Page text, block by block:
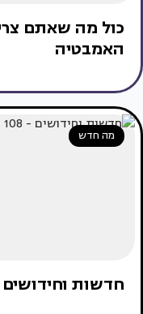
כול מה שאתם
האמבטיה
מה חדש
חדשות וחידושים -